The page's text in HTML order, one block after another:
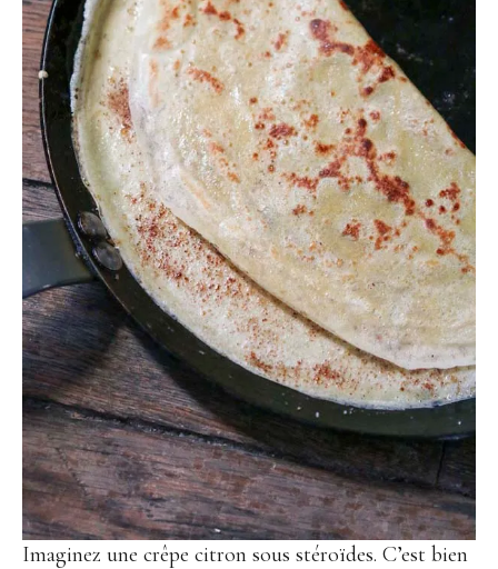
Imaginez une crêpe citron sous stéroïdes. C’est bien